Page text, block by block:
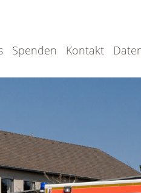
Spenden Kontakt